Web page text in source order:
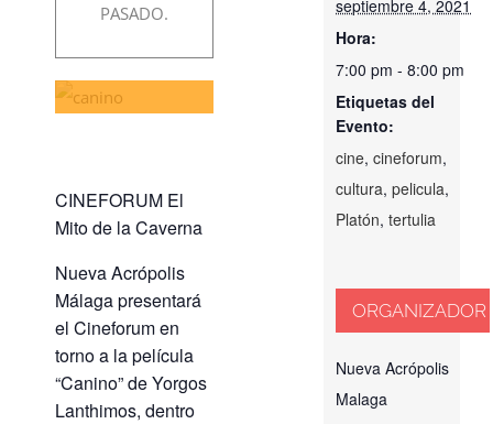
PASADO.
7:00 pm
8:00 pm
CINEFORUM El
Mito de la Caverna
Nueva Acrópolis
Málaga presentará
el Cineforum en
torno a la película
“Canino” de Yorgos
Lanthimos, dentro
septiembre 4, 2021
Hora:
7:00 pm - 8:00 pm
Etiquetas del
Evento:
cine,cineforum,
cultura,pelicula,
Platón,tertulia
ORGANIZADOR
Nueva Acrópolis
Malaga